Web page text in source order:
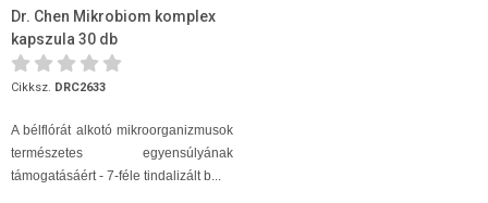
Dr. Chen Mikrobiom komplex
kapszula 30 db
Cikksz. DRC2633
A bélflórát alkotó mikroorganizmusok
természetes egyensúlyának
támogatásáért - 7-féle tindalizált b...